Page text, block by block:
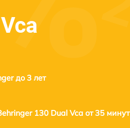
до 3 лет
130 Dual Vca от 35 минут